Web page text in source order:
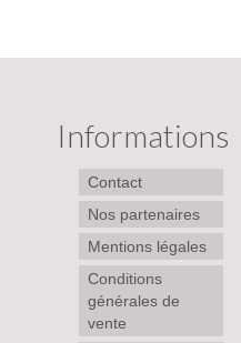
Informations
Contact
Nos partenaires
Mentions légales
Conditions
générales de
vente